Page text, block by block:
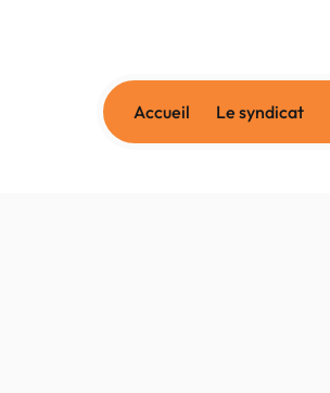
Accueil Le syndicat